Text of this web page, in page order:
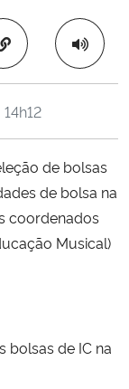
Copiar para área
de bolsas
de bolsa na
coordenados
Musical)
bolsas de IC na